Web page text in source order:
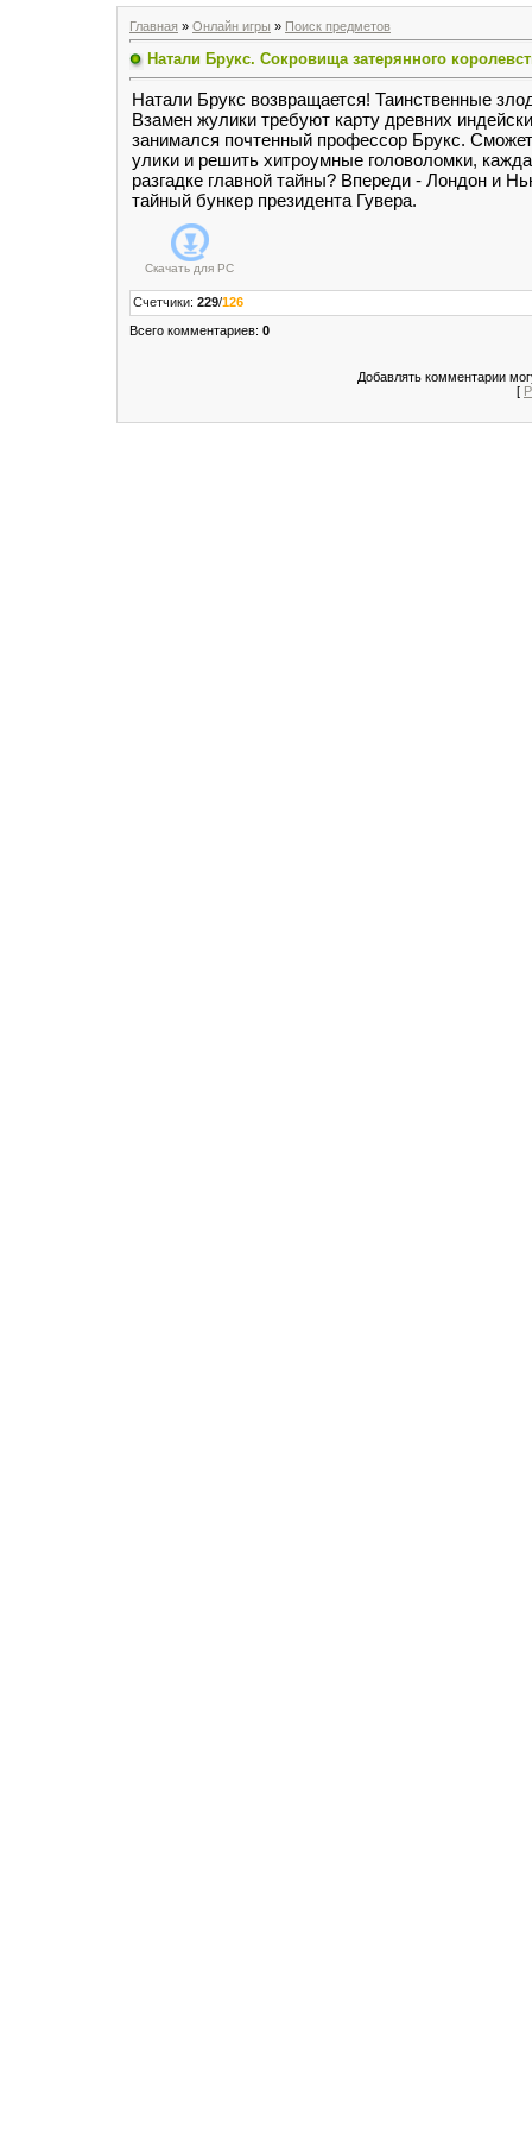
Главная » Онлайн игры » Поиск предметов
Натали Брукс. Сокровища затерянного
Натали Брукс возвращается! Таинственные
Взамен жулики требуют карту древних
занимался почтенный профессор Брукс.
улики и решить хитроумные головоломки,
разгадке главной тайны? Впереди - Лондон и
тайный бункер президента Гувера.
Скачать для PC
Счетчики: 229/126
Всего комментариев: 0
Добавлять комментарии
[